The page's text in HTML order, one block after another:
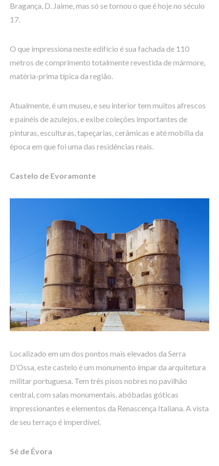
Bragança, D. Jaime, mas só se tornou o que é hoje no século
17.
O que impressiona neste edifício é sua fachada de 110
metros de comprimento totalmente revestida de mármore,
matéria-prima típica da região.
Atualmente, é um museu, e seu interior tem muitos afrescos
e painéis de azulejos, e exibe coleções importantes de
pinturas, esculturas, tapeçarias, cerâmicas e até mobília da
época em que foi uma das residências reais.
Castelo de Evoramonte
Localizado em um dos pontos mais elevados da Serra
D’Ossa, este castelo é um monumento ímpar da arquitetura
militar portuguesa. Tem três pisos nobres no pavilhão
central, com salas monumentais, abóbadas góticas
impressionantes e elementos da Renascença Italiana. A vista
de seu terraço é imperdível.
Sé de Évora